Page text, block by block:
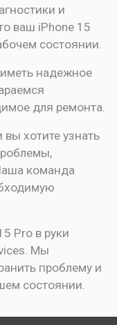
и
ваш iPhone 15
состоянии.
надежное
для ремонта.
хотите узнать
команда
Pro в руки
Мы
проблему и
состоянии.